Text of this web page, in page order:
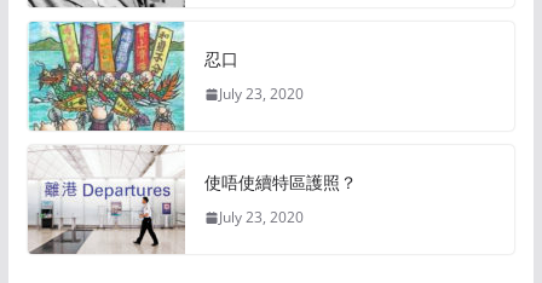
忍口
July 23, 2020
使唔使續特區護照？
July 23, 2020